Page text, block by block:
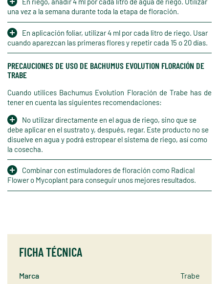
una vez a la semana durante toda la etapa de floración.
En aplicación foliar, utilizar 4 ml por cada litro de riego. Usar
cuando aparezcan las primeras flores y repetir cada 15 o 20 días.
PRECAUCIONES DE USO DE BACHUMUS EVOLUTION FLORACIÓN DE
TRABE
Cuando utilices Bachumus Evolution Floración de Trabe has de
tener en cuenta las siguientes recomendaciones:
No utilizar directamente en el agua de riego, sino que se
debe aplicar en el sustrato y, después, regar. Este producto no se
disuelve en agua y podrá estropear el sistema de riego, así como
la cosecha.
Combinar con estimuladores de floración como Radical
Flower o Mycoplant para conseguir unos mejores resultados.
FICHA TÉCNICA
Marca Trabe